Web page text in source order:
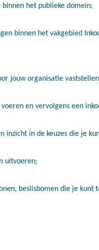
het publieke domein;
binnen het vakgebied
jouw organisatie
en vervolgens een
inzicht in de keuzes die je
uitvoeren;
beslisbomen die je kunt